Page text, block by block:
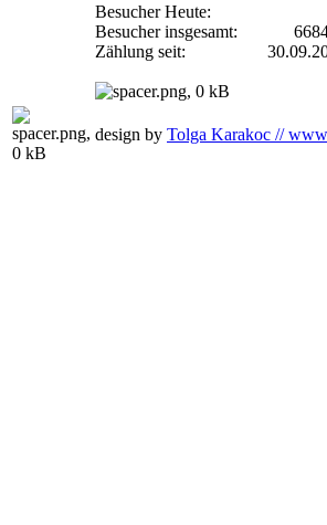
Besucher Heute:
Besucher insgesamt:
Zählung seit:
design by Tolga Karakoc //